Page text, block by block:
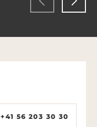
+41 56 203 30 30